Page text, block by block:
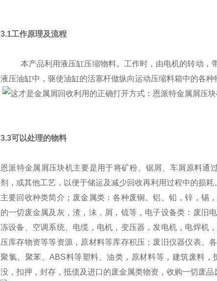
3.1工作原理及流程
本产品利用液压缸压缩物料。工作时，由电机的转动，带
液压油缸中，驱使油缸的活塞杆做纵向运动压缩料箱中的各种
3.3可以处理的物料
恩派特金属屑压块机主要是用于将矿粉、锯屑、车屑原料通
剂，或其他工艺，以便于储运及减少回收再利用过程中的损
主要回收种类简介；废金属类：各种废铜、铝、铅，锌，锡
的一切废金属及灰，渣，沫，屑，锍等，电子设备类：废旧
冻设备、空调系统、电缆，电机，变压器，发电机，电焊机
压库存物资等等资源，原材料等库存积压：废旧仪器仪表、
聚氯、聚苯、ABS料等塑料、油类，原材料等，建筑废料
没，扣押，封存，抵债及进口的废金属类物资，收购一切废品